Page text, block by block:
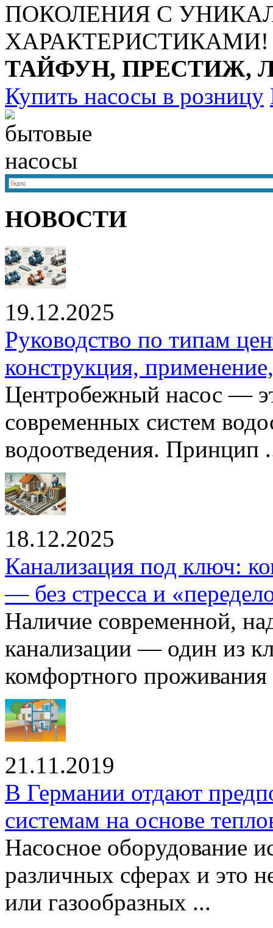
ПОКОЛЕНИЯ С
ХАРАКТЕРИСТИКАМИ!
ТАЙФУН, ПРЕСТИЖ,
Купить насосы в розницу
НОВОСТИ
19.12.2025
Руководство по типам
конструкция,
Центробежный насос —
современных систем
водоотведения. Принцип
18.12.2025
Канализация под ключ:
— без стресса и
Наличие современной,
канализации — один из
комфортного проживания
21.11.2019
В Германии отдают
системам на основе
Насосное оборудование
различных сферах и это
или газообразных ...